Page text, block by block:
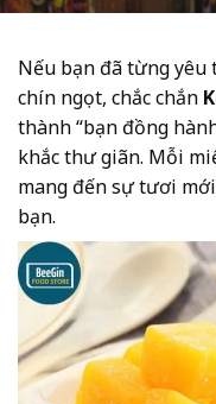
Nếu bạn đã từng yêu
chín ngọt, chắc chắn
thành “bạn đồng
khắc thư giãn. Mỗi
mang đến sự tươi
bạn.